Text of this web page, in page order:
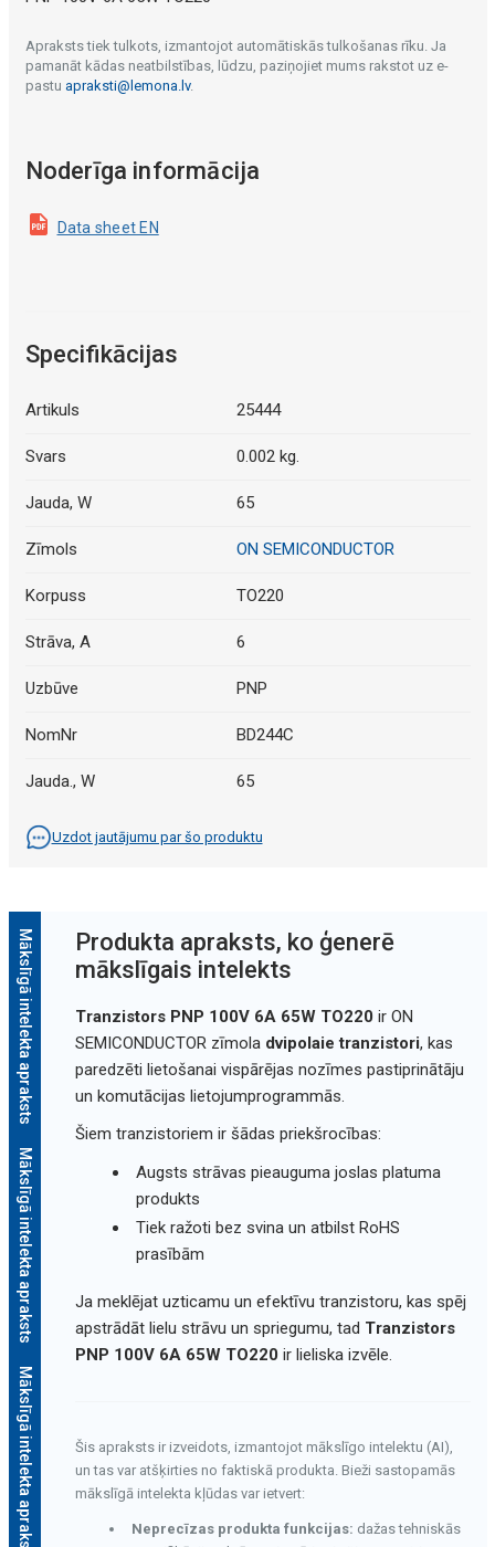
Apraksts tiek tulkots, izmantojot automātiskās tulkošanas rīku. Ja
pamanāt kādas neatbilstības, lūdzu, paziņojiet mums rakstot uz e-
pastu apraksti@lemona.lv.
Noderīga informācija
Data sheet EN
Specifikācijas
Artikuls 25444
Svars 0.002 kg.
Jauda, W 65
Zīmols ON SEMICONDUCTOR
Korpuss TO220
Strāva, A 6
Uzbūve PNP
NomNr BD244C
Jauda., W 65
Uzdot jautājumu par šo produktu
Mākslīgā intelekta apraksts
Mākslīgā intelekta apraksts
Mākslīgā intelekta apraksts
Produkta apraksts, ko ģenerē
mākslīgais intelekts
Tranzistors PNP 100V 6A 65W TO220 ir ON
SEMICONDUCTOR zīmola dvipolaie tranzistori, kas
paredzēti lietošanai vispārējas nozīmes pastiprinātāju
un komutācijas lietojumprogrammās.
Šiem tranzistoriem ir šādas priekšrocības:
Augsts strāvas pieauguma joslas platuma
produkts
Tiek ražoti bez svina un atbilst RoHS
prasībām
Ja meklējat uzticamu un efektīvu tranzistoru, kas spēj
apstrādāt lielu strāvu un spriegumu, tad Tranzistors
PNP 100V 6A 65W TO220 ir lieliska izvēle.
Šis apraksts ir izveidots, izmantojot mākslīgo intelektu (AI),
un tas var atšķirties no faktiskā produkta. Bieži sastopamās
mākslīgā intelekta kļūdas var ietvert:
Neprecīzas produkta funkcijas: dažas tehniskās